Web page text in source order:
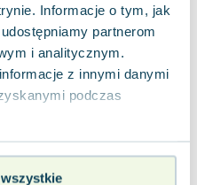
Informacje o tym, jak
partnerom
i analitycznym.
z innymi danymi
podczas